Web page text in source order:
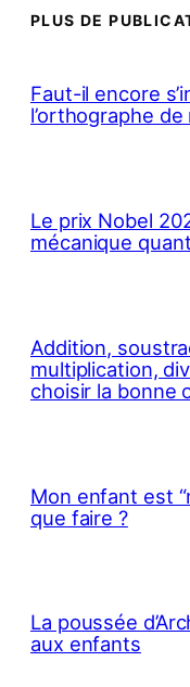
PLUS DE
Faut-il encore
l’orthographe
Le prix Nobel
mécanique
Addition,
multiplication,
choisir la bonne
Mon enfant est
que faire ?
La poussée
aux enfants